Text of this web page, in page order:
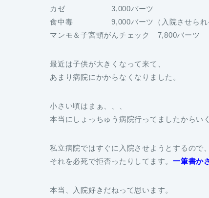
カゼ 3,000バーツ
食中毒 9,000バーツ（入院させられそ
マンモ＆子宮頸がんチェック 7,800バーツ
最近は子供が大きくなって来て、
あまり病院にかからなくなりました。
小さい頃はまぁ、、、
本当にしょっちゅう病院行ってましたからい
私立病院ではすぐに入院させようとするので、
それを必死で拒否ったりしてます。一筆書か
本当、入院好きだねって思います。